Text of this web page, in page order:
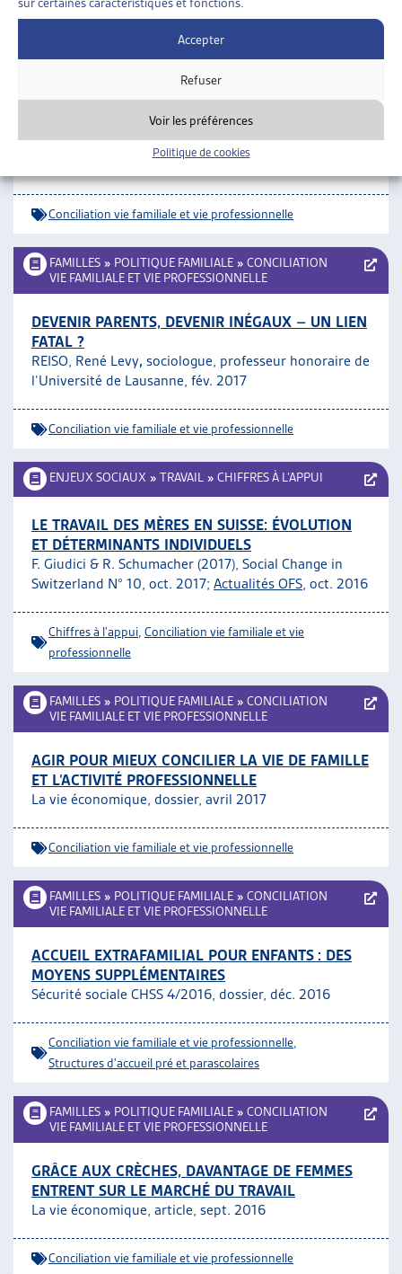
Accepter
Refuser
Voir les préférences
Politique de cookies
FAMILLES»POLITIQUE FAMILIALE»
VIE FAMILIALE ET VIE PROFESSIONNELLE
PROFESSIONNELLE ET VIE PRIVÉE : RAPPORT
Bureau de l’égalité entre les femmes et les hommes du
canton de Vaud,rapport 2015(p. 33)rapport 2014(p.
Conciliation vie familiale et vie professionnelle
FAMILLES » POLITIQUE FAMILIALE » CONCILIATION
VIE FAMILIALE ET VIE PROFESSIONNELLE
DEVENIR PARENTS, DEVENIR INÉGAUX – UN LIEN
FATAL ?
REISO, René Levy, sociologue, professeur honoraire de
l’Université de Lausanne, fév. 2017
Conciliation vie familiale et vie professionnelle
ENJEUX SOCIAUX » TRAVAIL » CHIFFRES À L’APPUI
LE TRAVAIL DES MÈRES EN SUISSE: ÉVOLUTION
ET DÉTERMINANTS INDIVIDUELS
F. Giudici & R. Schumacher (2017), Social Change in
Switzerland N° 10, oct. 2017; Actualités OFS, oct. 2016
Chiffres à l'appui Conciliation vie familiale et vie
professionnelle
FAMILLES » POLITIQUE FAMILIALE » CONCILIATION
VIE FAMILIALE ET VIE PROFESSIONNELLE
AGIR POUR MIEUX CONCILIER LA VIE DE FAMILLE
ET L’ACTIVITÉ PROFESSIONNELLE
La vie économique, dossier, avril 2017
Conciliation vie familiale et vie professionnelle
FAMILLES » POLITIQUE FAMILIALE » CONCILIATION
VIE FAMILIALE ET VIE PROFESSIONNELLE
ACCUEIL EXTRAFAMILIAL POUR ENFANTS : DES
MOYENS SUPPLÉMENTAIRES
Sécurité sociale CHSS 4/2016, dossier, déc. 2016
Conciliation vie familiale et vie professionnelle
Structures d'accueil pré et parascolaires
FAMILLES » POLITIQUE FAMILIALE » CONCILIATION
VIE FAMILIALE ET VIE PROFESSIONNELLE
GRÂCE AUX CRÈCHES, DAVANTAGE DE FEMMES
ENTRENT SUR LE MARCHÉ DU TRAVAIL
La vie économique, article, sept. 2016
Conciliation vie familiale et vie professionnelle